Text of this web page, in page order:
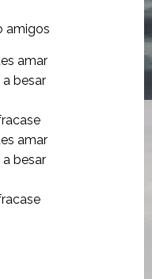
amigos
amar
besar
amar
besar